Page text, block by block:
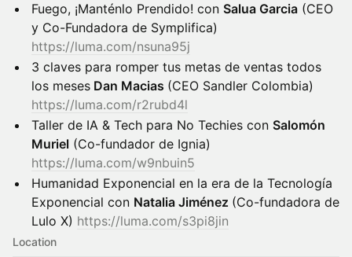
Fuego, ¡Manténlo Prendido! con Salua Garcia (CEO
y Co-Fundadora de Symplifica)
https://luma.com/nsuna95j
3 claves para romper tus metas de ventas todos
los meses Dan Macias (CEO Sandler Colombia)
https://luma.com/r2rubd4l
Taller de IA & Tech para No Techies con Salomón
Muriel (Co-fundador de Ignia)
https://luma.com/w9nbuin5
Humanidad Exponencial en la era de la Tecnología
Exponencial con Natalia Jiménez (Co-fundadora de
Lulo X) https://luma.com/s3pi8jin
Location